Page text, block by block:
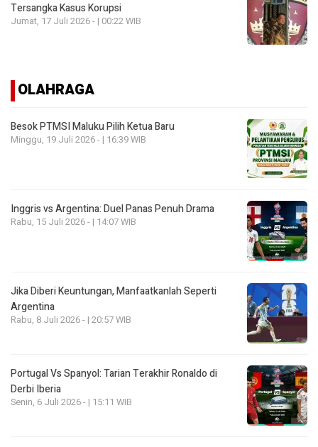
Tersangka Kasus Korupsi
Jumat, 17 Juli 2026 - | 00:22 WIB
OLAHRAGA
Besok PTMSI Maluku Pilih Ketua Baru
Minggu, 19 Juli 2026 - | 16:39 WIB
Inggris vs Argentina: Duel Panas Penuh Drama
Rabu, 15 Juli 2026 - | 14:07 WIB
Jika Diberi Keuntungan, Manfaatkanlah Seperti
Argentina
Rabu, 8 Juli 2026 - | 20:57 WIB
Portugal Vs Spanyol: Tarian Terakhir Ronaldo di
Derbi Iberia
Senin, 6 Juli 2026 - | 15:11 WIB